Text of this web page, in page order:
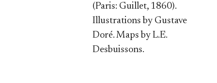
(Paris: Guillet, 1860).
Illustrations by Gustave
Doré. Maps by L.E.
Desbuissons.